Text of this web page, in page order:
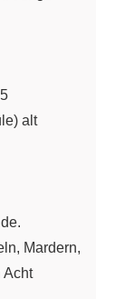
alt
Mardern,
Acht